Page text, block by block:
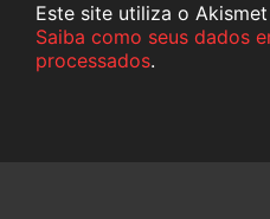
Este site utiliza o
Saiba como seus dados
processados.